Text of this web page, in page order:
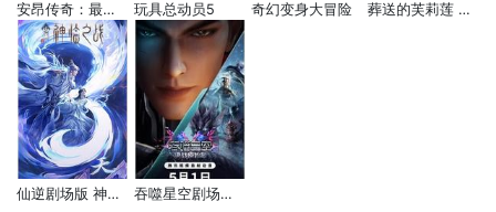
安昂传奇：最后的气宗 玩具总动员5 奇幻变身大冒险 葬送的芙莉莲 第二季
仙逆剧场版 神临之战 吞噬星空剧场版 决战原始星